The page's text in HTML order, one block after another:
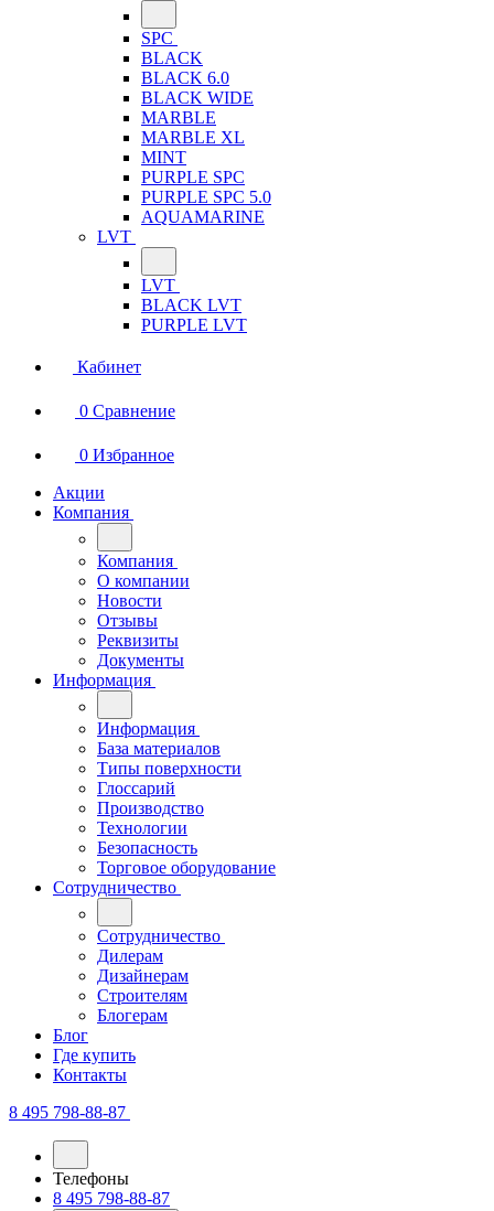
SPC
BLACK
BLACK 6.0
BLACK WIDE
MARBLE
MARBLE XL
MINT
PURPLE SPC
PURPLE SPC 5.0
AQUAMARINE
LVT
LVT
BLACK LVT
PURPLE LVT
Кабинет
0 Сравнение
0 Избранное
Акции
Компания
Компания
О компании
Новости
Отзывы
Реквизиты
Документы
Информация
Информация
База материалов
Типы поверхности
Глоссарий
Производство
Технологии
Безопасность
Торговое оборудование
Сотрудничество
Сотрудничество
Дилерам
Дизайнерам
Строителям
Блогерам
Блог
Где купить
Контакты
8 495 798-88-87
Телефоны
8 495 798-88-87